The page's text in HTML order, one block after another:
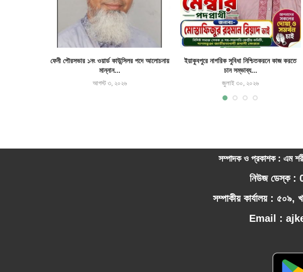
ফেনী পৌরসভার ১নং ওয়ার্ড কাউন্সিলর পদে আলোচনায়
মান্নান...
আগস্ট ৩, ২০২৬
ইয়াকুবপুরে নাগরিক সুবিধা নিশ্চিতকরনে কাজ করতে
চান সম্ভাব্য...
জুলাই ৩০, ২০২৬
সম্পাদক ও প্রকাশক : এম
নিউজ ডেস্ক
সম্পাকীয় কার্যালয় : ৫০৯,
Email :